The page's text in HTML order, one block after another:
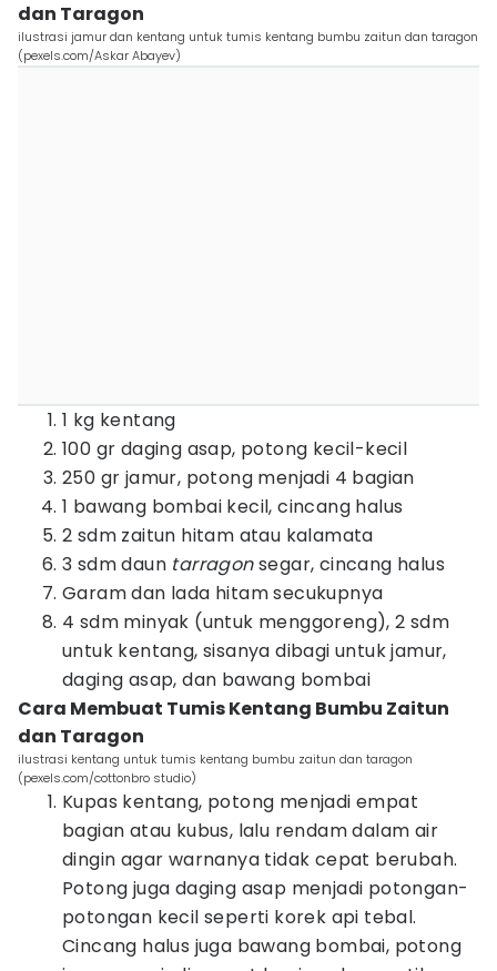
dan Taragon
ilustrasi jamur dan kentang untuk tumis kentang bumbu zaitun dan taragon
(pexels.com/Askar Abayev)
1 kg kentang
100 gr daging asap, potong kecil-kecil
250 gr jamur, potong menjadi 4 bagian
1 bawang bombai kecil, cincang halus
2 sdm zaitun hitam atau kalamata
3 sdm daun tarragonsegar, cincang halus
Garam dan lada hitam secukupnya
4 sdm minyak (untuk menggoreng), 2 sdm
untuk kentang, sisanya dibagi untuk jamur,
daging asap, dan bawang bombai
Cara Membuat Tumis Kentang Bumbu Zaitun
dan Taragon
ilustrasi kentang untuk tumis kentang bumbu zaitun dan taragon
(pexels.com/cottonbro studio)
Kupas kentang, potong menjadi empat
bagian atau kubus, lalu rendam dalam air
dingin agar warnanya tidak cepat berubah.
Potong juga daging asap menjadi potongan-
potongan kecil seperti korek api tebal.
Cincang halus juga bawang bombai, potong